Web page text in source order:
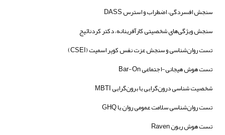
سنجش افسردگی، اضطراب و استرس DASS
سنجش ویژگی‌های شخصیتی کارآفرینانه، دکتر کردنائیج
تست روان‌شناسی و سنجش عزت نفس کوپر اسمیت (CSEI)
تست هوش هیجانی-اجتماعی Bar-On
شخصیت شناسی درون‌گرایی یا برون‌گرایی MBTI
تست روان‌شناسی سلامت عمومی روان یا GHQ
تست هوش ریون Raven